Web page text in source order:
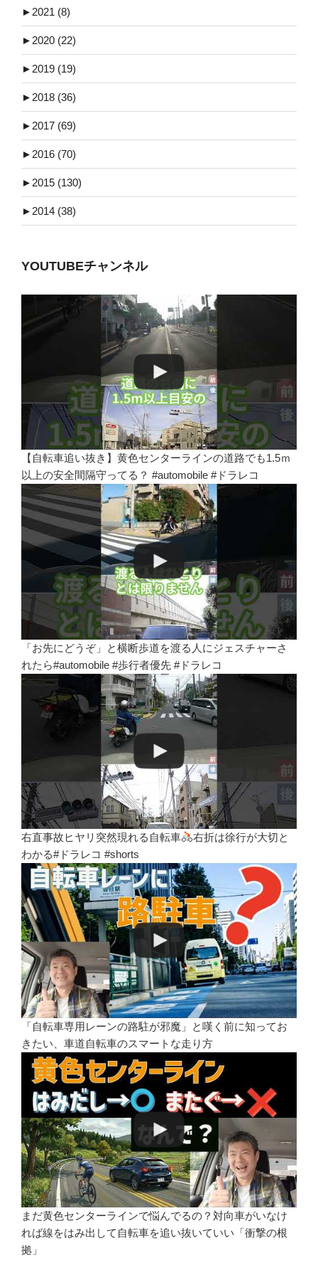
► 2021 (8)
► 2020 (22)
► 2019 (19)
► 2018 (36)
► 2017 (69)
► 2016 (70)
► 2015 (130)
► 2014 (38)
YOUTUBEチャンネル
【自転車追い抜き】黄色センターラインの道路でも1.5ｍ
以上の安全間隔守ってる？ #automobile #ドラレコ
「お先にどうぞ」と横断歩道を渡る人にジェスチャーさ
れたら#automobile #歩行者優先 #ドラレコ
右直事故ヒヤリ突然現れる自転車
右折は徐行が大切と
わかる#ドラレコ #shorts
「自転車専用レーンの路駐が邪魔」と嘆く前に知ってお
きたい、車道自転車のスマートな走り方
まだ黄色センターラインで悩んでるの？対向車がいなけ
れば線をはみ出して自転車を追い抜いていい「衝撃の根
拠」